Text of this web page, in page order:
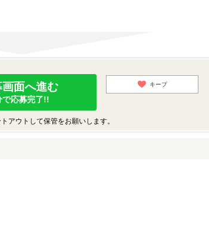
画面へ進む
で応募完了!!
キープ
アウトして保管をお願いします。